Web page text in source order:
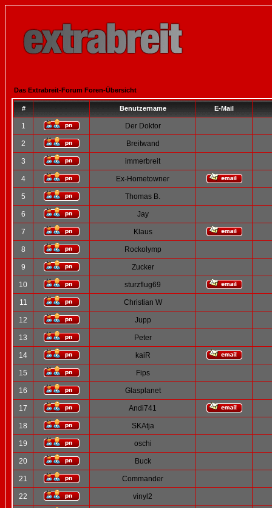
Das Extrabreit-Forum Foren-Übersicht
# Benutzername E-Mail
1 Der Doktor
2 Breitwand
3 immerbreit
4 Ex-Hometowner
5 Thomas B.
6 Jay
7 Klaus
8 Rockolymp
9 Zucker
10 sturzflug69
11 Christian W
12 Jupp
13 Peter
14 kaiR
15 Fips
16 Glasplanet
17 Andi741
18 SKAtja
19 oschi
20 Buck
21 Commander
22 vinyl2